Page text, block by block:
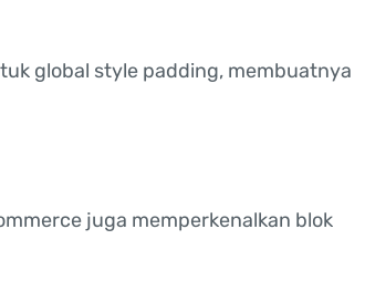
global style padding, membuatnya
juga memperkenalkan blok